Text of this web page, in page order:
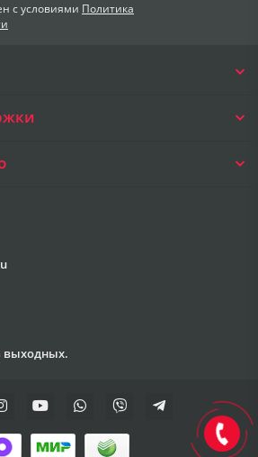
с условиями Политика
выходных.